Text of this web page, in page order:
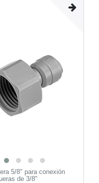
5/8" para conexión
de 3/8"